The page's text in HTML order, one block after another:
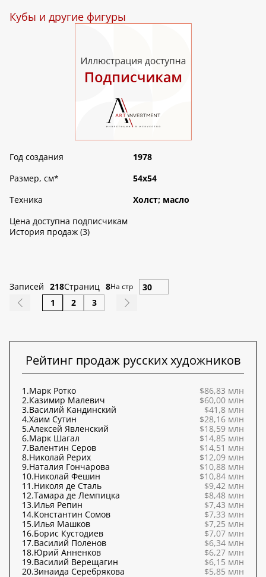
Кубы и другие фигуры
Год создания
1978
Размер, см*
54х54
Техника
Холст; масло
Цена доступна подписчикам
История продаж (3)
Записей 218Страниц 8На стр
1 2 3
Рейтинг продаж русских художников
1.Марк Ротко
$86,83 млн
2.Казимир Малевич
$60,00 млн
3.Василий Кандинский
$41,8 млн
4.Хаим Сутин
$28,16 млн
5.Алексей Явленский
$18,59 млн
6.Марк Шагал
$14,85 млн
7.Валентин Серов
$14,51 млн
8.Николай Рерих
$12,09 млн
9.Наталия Гончарова
$10,88 млн
10.Николай Фешин
$10,84 млн
11.Николя де Сталь
$9,42 млн
12.Тамара де Лемпицка
$8,48 млн
13.Илья Репин
$7,43 млн
14.Константин Сомов
$7,33 млн
15.Илья Машков
$7,25 млн
16.Борис Кустодиев
$7,07 млн
17.Василий Поленов
$6,34 млн
18.Юрий Анненков
$6,27 млн
19.Василий Верещагин
$6,15 млн
20.Зинаида Серебрякова
$5,85 млн